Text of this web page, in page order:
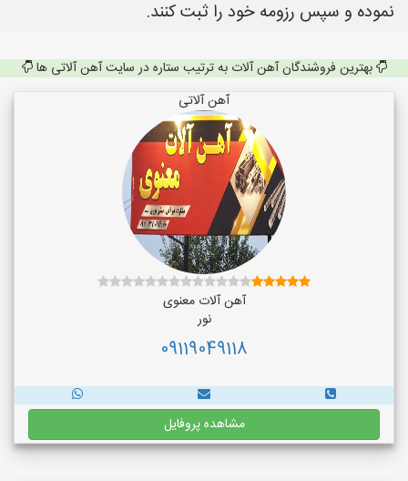
نموده و سپس رزومه خود را ثبت کنند.
بهترین فروشندگان آهن آلات به ترتیب ستاره در سایت آهن آلاتی ها
آهن آلاتی
آهن آلات معنوی
نور
09119049118
مشاهده پروفایل